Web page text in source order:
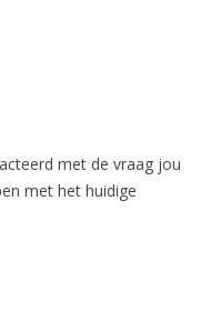
met de vraag jou
met het huidige